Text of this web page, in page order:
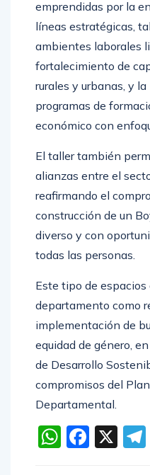
emprendidas por la
líneas estratégicas,
ambientes laborales
fortalecimiento de
rurales y urbanas, y
programas de
económico con
El taller también
alianzas entre el
reafirmando el
construcción de un
diverso y con
todas las personas.
Este tipo de
departamento como
implementación de
equidad de género,
de Desarrollo
compromisos del
Departamental.
X